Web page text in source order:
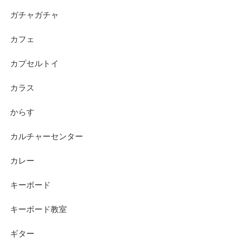
ガチャガチャ
カフェ
カプセルトイ
カラス
からす
カルチャーセンター
カレー
キーボード
キーボード教室
ギター